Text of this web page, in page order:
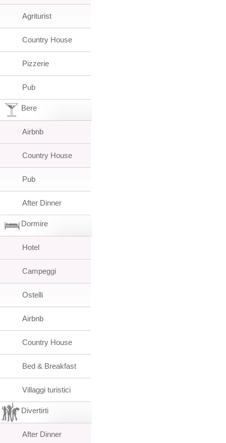
Agriturist
Country House
Pizzerie
Pub
Bere
Airbnb
Country House
Pub
After Dinner
Dormire
Hotel
Campeggi
Ostelli
Airbnb
Country House
Bed & Breakfast
Villaggi turistici
Divertirti
After Dinner